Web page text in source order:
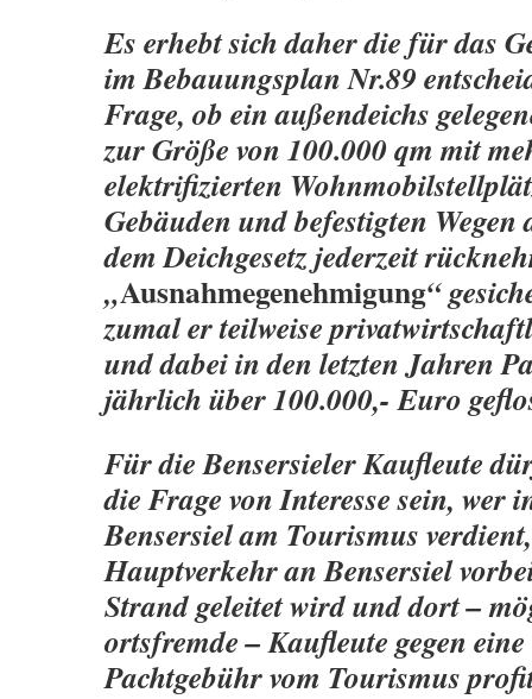
Es erhebt sich daher die für das
im Bebauungsplan Nr.89
Frage, ob ein außendeichs
zur Größe von 100.000 qm mit
elektrifizierten
Gebäuden und befestigten
dem Deichgesetz jederzeit
„Ausnahmegenehmigung“
zumal er teilweise
und dabei in den letzten Jahren
jährlich über 100.000,- Euro
Für die Bensersieler Kaufleute
die Frage von Interesse sein, wer
Bensersiel am Tourismus
Hauptverkehr an Bensersiel
Strand geleitet wird und dort –
ortsfremde – Kaufleute gegen
Pachtgebühr vom Tourismus